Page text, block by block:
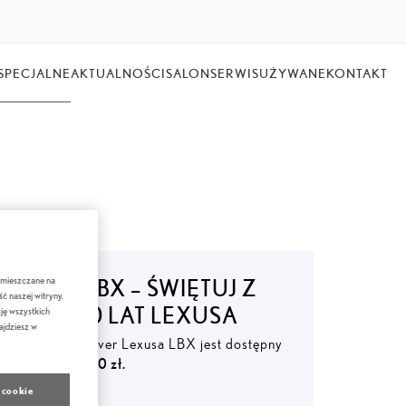
AKTUALNOŚCI SALON SERWISUŻYWANE KONTAKT
LEXUS LBX – ŚWIĘTUJ Z
NAMI 30 LAT LEXUSA
Modny crossover Lexusa LBX jest dostępny
od 133 000 zł.
na
naszej witryny.
wszystkich
w